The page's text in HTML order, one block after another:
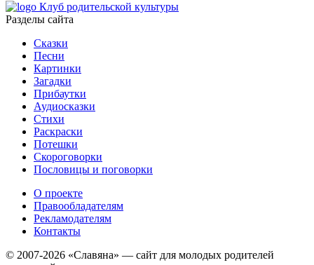
Клуб родительской культуры
Разделы сайта
Сказки
Песни
Картинки
Загадки
Прибаутки
Аудиосказки
Стихи
Раскраски
Потешки
Скороговорки
Пословицы и поговорки
О проекте
Правообладателям
Рекламодателям
Контакты
© 2007-2026 «Славяна» — сайт для молодых родителей